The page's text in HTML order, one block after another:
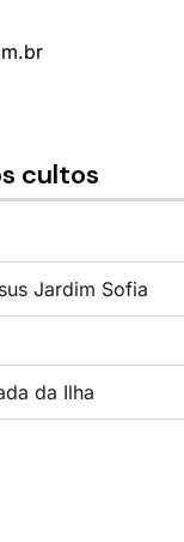
cultos
Jardim Sofia
da Ilha